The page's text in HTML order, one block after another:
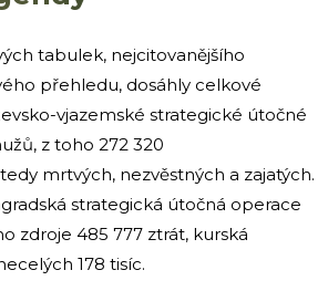
tabulek, nejcitovanějšího
přehledu, dosáhly celkové
vjazemské strategické útočné
z toho 272 320
mrtvých, nezvěstných a zajatých.
strategická útočná operace
zdroje 485 777 ztrát, kurská
178 tisíc.